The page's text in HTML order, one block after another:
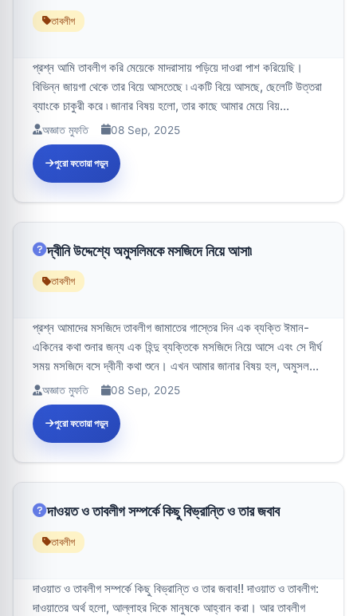
তাবলীগ
প্রশ্ন আমি তাবলীগ করি মেয়েকে মাদরাসায় পড়িয়ে দাওরা পাশ করিয়েছি।
বিভিন্ন জায়গা থেকে তার বিয়ে আসতেছে ৷ একটি বিয়ে আসছে, ছেলেটি উত্তরা
ব্যাংকে চাকুরী করে ৷ জানার বিষয় হলো, তার কাছে আমার মেয়ে বিয়...
অজ্ঞাত মুফতি 08 Sep, 2025
পুরো ফতোয়া পড়ুন
দ্বীনি উদ্দেশ্যে অমুসলিমকে মসজিদে নিয়ে আসা৷
তাবলীগ
প্রশ্ন আমাদের মসজিদে তাবলীগ জামাতের গাস্তের দিন এক ব্যক্তি ঈমান-
একিনের কথা শুনার জন্য এক হিন্দু ব্যক্তিকে মসজিদে নিয়ে আসে এবং সে দীর্ঘ
সময় মসজিদে বসে দ্বীনী কথা শুনে। এখন আমার জানার বিষয় হল, অমুসল...
অজ্ঞাত মুফতি 08 Sep, 2025
পুরো ফতোয়া পড়ুন
দাওয়ত ও তাবলীগ সম্পর্কে কিছু বিভ্রান্তি ও তার জবাব
তাবলীগ
দাওয়াত ও তাবলীগ সম্পর্কে কিছু বিভ্রান্তি ও তার জবাব!! দাওয়াত ও তাবলীগ:
দাওয়াতের অর্থ হলো, আল্লাহর দিকে মানুষকে আহ্বান করা। আর তাবলীগ